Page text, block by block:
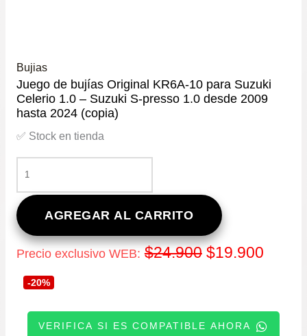
Bujias
Juego de bujías Original KR6A-10 para Suzuki
Celerio 1.0 – Suzuki S-presso 1.0 desde 2009
hasta 2024 (copia)
✅ Stock en tienda
DE
BUJÍAS
ORIGINAL
KR6A-
10
PARA
CELERIO
SUZUKI
AGREGAR AL CARRITO
Precio exclusivo WEB: $24.900 El
original
$19.900El
actual
-20%
VERIFICA SI ES COMPATIBLE AHORA